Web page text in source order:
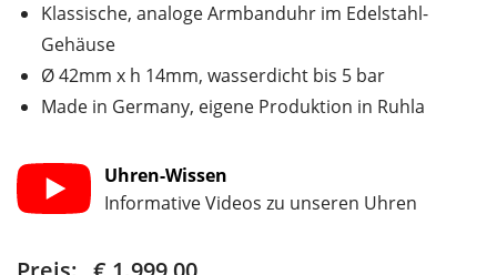
Klassische, analoge Armbanduhr im Edelstahl-
Gehäuse
Ø 42mm x h 14mm, wasserdicht bis 5 bar
Made in Germany, eigene Produktion in Ruhla
Uhren-Wissen
Informative Videos zu unseren Uhren